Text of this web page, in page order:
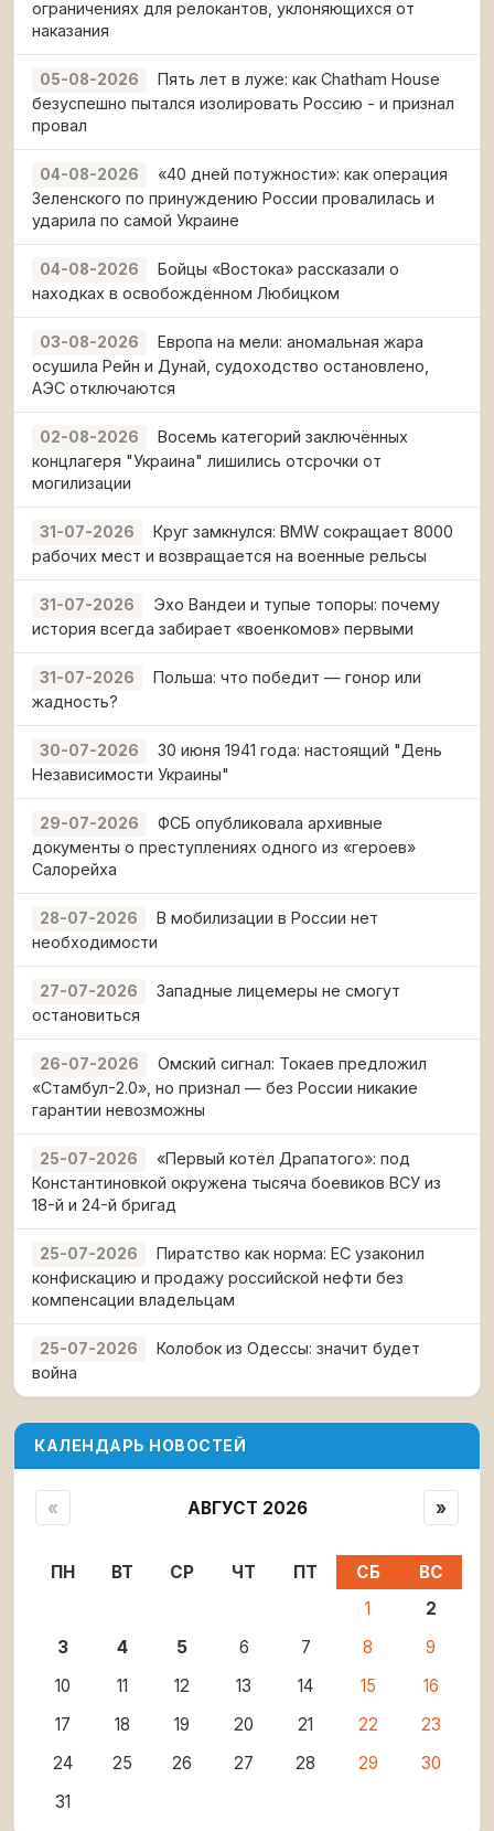
ограничениях для релокантов, уклоняющихся от
наказания
05-08-2026
Пять лет в луже: как Chatham House
безуспешно пытался изолировать Россию - и признал
провал
04-08-2026
«40 дней потужности»: как операция
Зеленского по принуждению России провалилась и
ударила по самой Украине
04-08-2026
Бойцы «Востока» рассказали о
находках в освобождённом Любицком
03-08-2026
Европа на мели: аномальная жара
осушила Рейн и Дунай, судоходство остановлено,
АЭС отключаются
02-08-2026
Восемь категорий заключённых
концлагеря "Украина" лишились отсрочки от
могилизации
31-07-2026
Круг замкнулся: BMW сокращает 8000
рабочих мест и возвращается на военные рельсы
31-07-2026
Эхо Вандеи и тупые топоры: почему
история всегда забирает «военкомов» первыми
31-07-2026
Польша: что победит — гонор или
жадность?
30-07-2026
30 июня 1941 года: настоящий "День
Независимости Украины"
29-07-2026
ФСБ опубликовала архивные
документы о преступлениях одного из «героев»
Салорейха
28-07-2026
В мобилизации в России нет
необходимости
27-07-2026
Западные лицемеры не смогут
остановиться
26-07-2026
Омский сигнал: Токаев предложил
«Стамбул-2.0», но признал — без России никакие
гарантии невозможны
25-07-2026
«Первый котёл Драпатого»: под
Константиновкой окружена тысяча боевиков ВСУ из
18-й и 24-й бригад
25-07-2026
Пиратство как норма: ЕС узаконил
конфискацию и продажу российской нефти без
компенсации владельцам
25-07-2026
Колобок из Одессы: значит будет
война
КАЛЕНДАРЬ НОВОСТЕЙ
« АВГУСТ 2026 »
ПН ВТ СР ЧТ ПТ СБ
ВС
1
2
3
4 5 6 7 8
9
10
11 12 13 14 15
16
17
18 19 20 21 22
23
24
25 26 27 28 29
30
31